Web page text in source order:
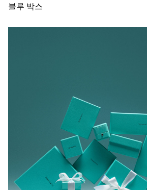
블루 박스